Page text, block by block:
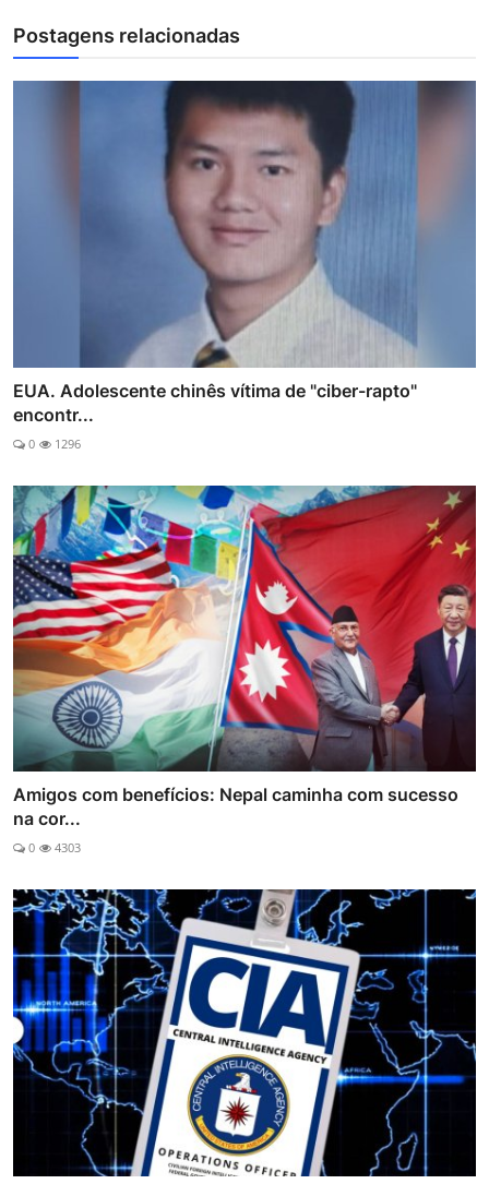
Postagens relacionadas
EUA. Adolescente chinês vítima de "ciber-rapto"
encontr...
0 1296
Amigos com benefícios: Nepal caminha com sucesso
na cor...
0 4303